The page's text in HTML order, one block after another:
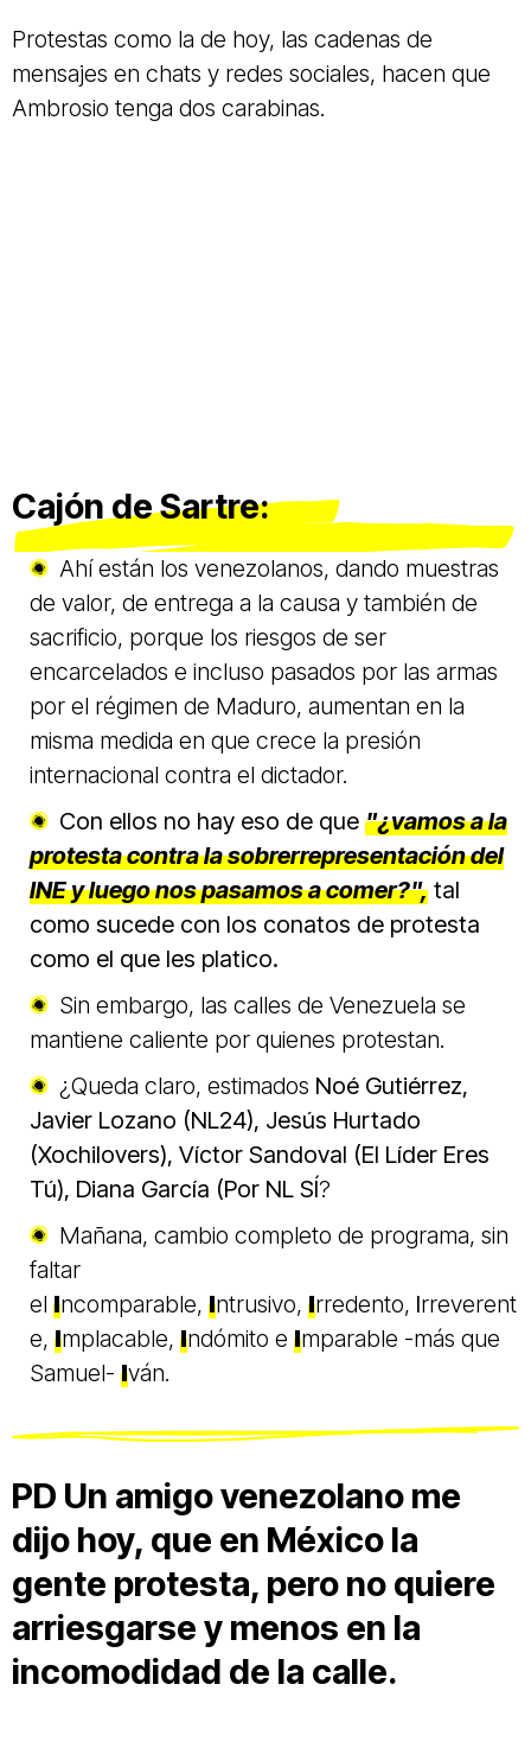
Protestas como la de hoy, las cadenas de
mensajes en chats y redes sociales, hacen que
Ambrosio tenga dos carabinas.
Cajón de Sartre:
Ahí están los venezolanos, dando muestras
de valor, de entrega a la causa y también de
sacrificio, porque los riesgos de ser
encarcelados e incluso pasados por las armas
por el régimen de Maduro, aumentan en la
misma medida en que crece la presión
internacional contra el dictador.
Con ellos no hay eso de que "¿vamos a la
protesta contra la sobrerrepresentación del
INE y luego nos pasamos a comer?", tal
como sucede con los conatos de protesta
como el que les platico.
Sin embargo, las calles de Venezuela se
mantiene caliente por quienes protestan.
¿Queda claro, estimados Noé Gutiérrez,
Javier Lozano (NL24), Jesús Hurtado
(Xochilovers), Víctor Sandoval (El Líder Eres
Tú), Diana García (Por NL SÍ?
Mañana, cambio completo de programa, sin
faltar
el Incomparable, Intrusivo, Irredento, Irreverent
e, Implacable, Indómito e Imparable -más que
Samuel- Iván.
PD Un amigo venezolano me
dijo hoy, que en México la
gente protesta, pero no quiere
arriesgarse y menos en la
incomodidad de la calle.